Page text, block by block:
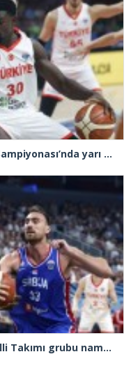
12 Dev Adam, Avrupa Basketbol Şampiyonası’nda yarı finale yükseldi
Sırbistan’ı da yenen Basketbol Milli Takımı grubu namağlup lider tamamladı